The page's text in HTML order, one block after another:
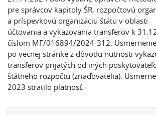
pre správcov kapitoly ŠR, rozpočtovú
a príspevkovú organizáciu štátu v oblasti
účtovania a vykazovania transferov k
číslom MF/016894/2024-312.
po vecnej stránke z dôvodu nutnosti
transferov prijatých od iných
štátneho rozpočtu (zriaďovatelia).
2023 stratilo platnosť.